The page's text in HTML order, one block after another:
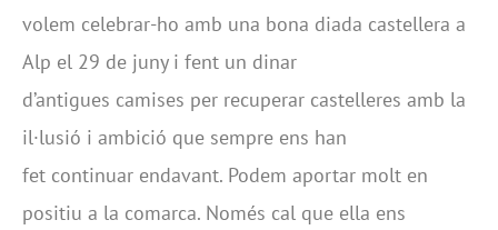
volem celebrar-ho amb una bona diada castellera a
Alp el 29 de juny i fent un dinar
d’antigues camises per recuperar castelleres amb la
il·lusió i ambició que sempre ens han
fet continuar endavant. Podem aportar molt en
positiu a la comarca. Només cal que ella ens